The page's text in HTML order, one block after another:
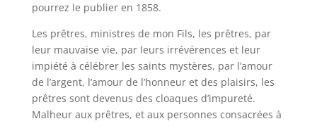
pourrez le publier en 1858.
Les prêtres, ministres de mon Fils, les prêtres, par
leur mauvaise vie, par leurs irrévérences et leur
impiété à célébrer les saints mystères, par l’amour
de l’argent, l’amour de l’honneur et des plaisirs, les
prêtres sont devenus des cloaques d’impureté.
Malheur aux prêtres, et aux personnes consacrées à